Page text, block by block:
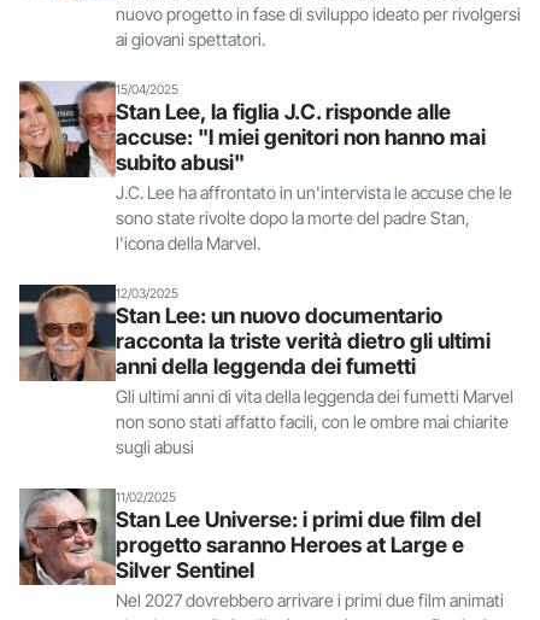
nuovo progetto in fase di sviluppo ideato per rivolgersi
ai giovani spettatori.
15/04/2025
Stan Lee, la figlia J.C. risponde alle
accuse: "I miei genitori non hanno mai
subito abusi"
J.C. Lee ha affrontato in un'intervista le accuse che le
sono state rivolte dopo la morte del padre Stan,
l'icona della Marvel.
12/03/2025
Stan Lee: un nuovo documentario
racconta la triste verità dietro gli ultimi
anni della leggenda dei fumetti
Gli ultimi anni di vita della leggenda dei fumetti Marvel
non sono stati affatto facili, con le ombre mai chiarite
sugli abusi
11/02/2025
Stan Lee Universe: i primi due film del
progetto saranno Heroes at Large e
Silver Sentinel
Nel 2027 dovrebbero arrivare i primi due film animati